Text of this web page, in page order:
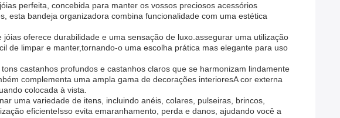
perfeita, concebida para manter os vossos preciosos acessórios
esta bandeja organizadora combina funcionalidade com uma estética
oferece durabilidade e uma sensação de luxo.assegurar uma utilização
de limpar e manter,tornando-o uma escolha prática mas elegante para uso
castanhos profundos e castanhos claros que se harmonizam lindamente
complementa uma ampla gama de decorações interioresA cor externa
colocada à vista.
uma variedade de itens, incluindo anéis, colares, pulseiras, brincos,
eficienteIsso evita emaranhamento, perda e danos, ajudando você a